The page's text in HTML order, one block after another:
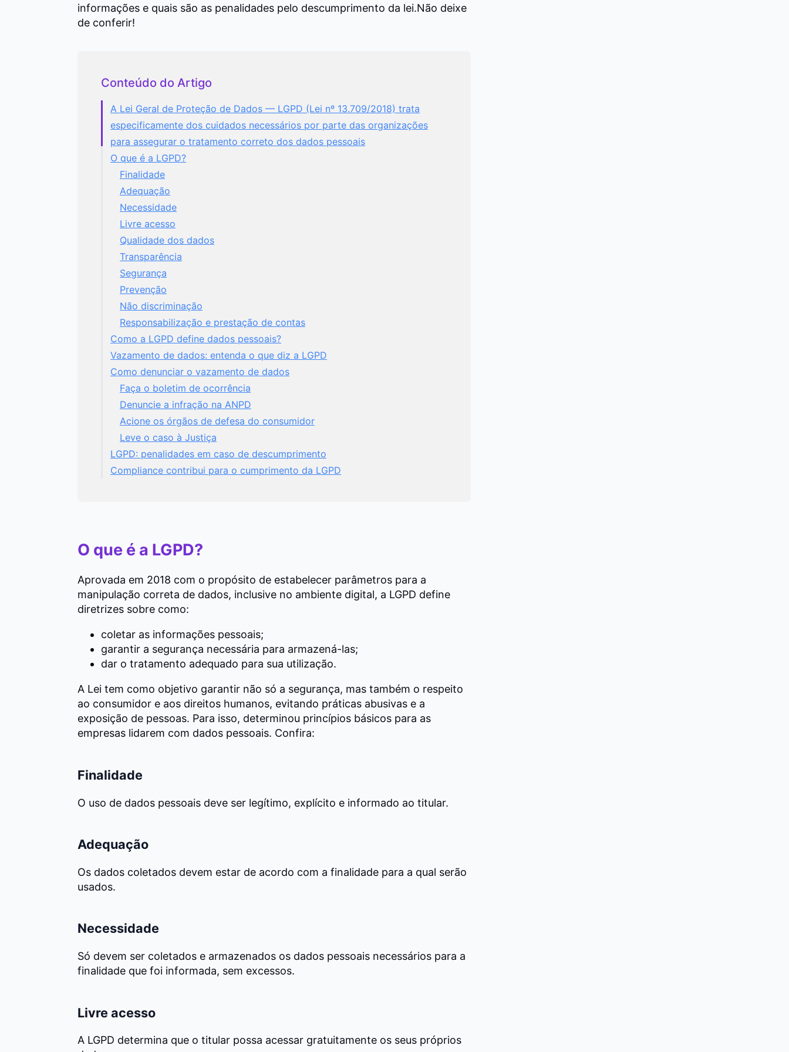
informações e quais são as penalidades pelo descumprimento da lei.Não deixe
de conferir!
Conteúdo do Artigo
A Lei Geral de Proteção de Dados — LGPD (Lei nº 13.709/2018) trata
especificamente dos cuidados necessários por parte das organizações
para assegurar o tratamento correto dos dados pessoais
O que é a LGPD?
Finalidade
Adequação
Necessidade
Livre acesso
Qualidade dos dados
Transparência
Segurança
Prevenção
Não discriminação
Responsabilização e prestação de contas
Como a LGPD define dados pessoais?
Vazamento de dados: entenda o que diz a LGPD
Como denunciar o vazamento de dados
Faça o boletim de ocorrência
Denuncie a infração na ANPD
Acione os órgãos de defesa do consumidor
Leve o caso à Justiça
LGPD: penalidades em caso de descumprimento
Compliance contribui para o cumprimento da LGPD
O que é a LGPD?
Aprovada em 2018 com o propósito de estabelecer parâmetros para a
manipulação correta de dados, inclusive no ambiente digital, a LGPD define
diretrizes sobre como:
coletar as informações pessoais;
garantir a segurança necessária para armazená-las;
dar o tratamento adequado para sua utilização.
A Lei tem como objetivo garantir não só a segurança, mas também o respeito
ao consumidor e aos direitos humanos, evitando práticas abusivas e a
exposição de pessoas. Para isso, determinou princípios básicos para as
empresas lidarem com dados pessoais. Confira:
Finalidade
O uso de dados pessoais deve ser legítimo, explícito e informado ao titular.
Adequação
Os dados coletados devem estar de acordo com a finalidade para a qual serão
usados.
Necessidade
Só devem ser coletados e armazenados os dados pessoais necessários para a
finalidade que foi informada, sem excessos.
Livre acesso
A LGPD determina que o titular possa acessar gratuitamente os seus próprios